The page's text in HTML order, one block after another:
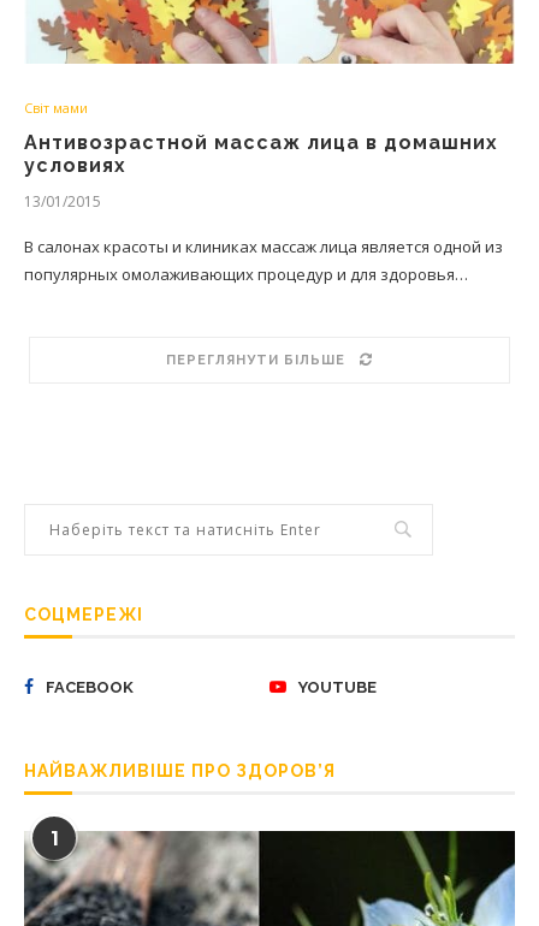
Світ мами
Антивозрастной массаж лица в домашних
условиях
13/01/2015
В салонах красоты и клиниках массаж лица является одной из
популярных омолаживающих процедур и для здоровья…
ПЕРЕГЛЯНУТИ БІЛЬШЕ
СОЦМЕРЕЖІ
FACEBOOK YOUTUBE
НАЙВАЖЛИВІШЕ ПРО ЗДОРОВ’Я
1